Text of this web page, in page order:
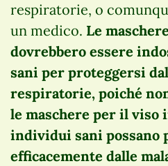
respiratorie, o
un medico. Le
dovrebbero essere
sani per proteggersi
respiratorie, poiché
le maschere per il viso
individui sani possano
efficacemente dalle